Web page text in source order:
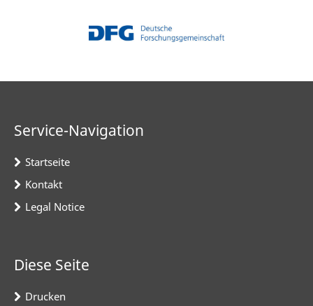
Service-Navigation
Startseite
Kontakt
Legal Notice
Diese Seite
Drucken